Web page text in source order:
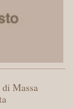
Massa